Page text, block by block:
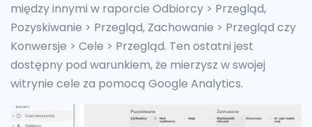
między innymi w raporcie Odbiorcy > Przegląd,
Pozyskiwanie > Przegląd, Zachowanie > Przegląd czy
Konwersje > Cele > Przegląd. Ten ostatni jest
dostępny pod warunkiem, że mierzysz w swojej
witrynie cele za pomocą Google Analytics.